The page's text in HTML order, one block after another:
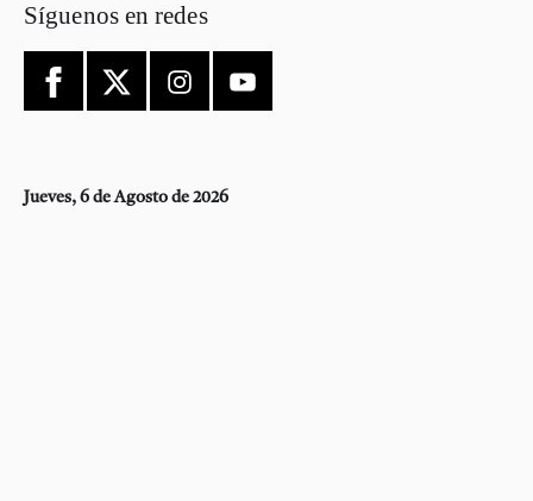
Síguenos en redes
Jueves, 6 de Agosto de 2026